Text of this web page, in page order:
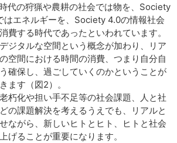
代の狩猟や農耕の社会では物を、Society
はエネルギーを、Society 4.0の情報社会
費する時代であったといわれています。
ジタルな空間という概念が加わり、リア
空間における時間の消費、つまり自分自
確保し、過ごしていくのかということが
ます（図2）。
朽化や担い手不足等の社会課題、人と社
の課題解決を考えるうえでも、リアルと
ながら、新しいヒトとヒト、ヒトと社会
げることが重要になります。